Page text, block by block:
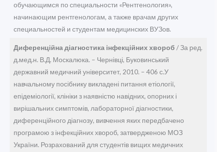
обучающимся по специальности «Рентгенология»,
начинающим рентгенологам, а также врачам других
специальностей и студентам медицинских ВУЗов.
Диференційна діагностика інфекційних хвороб / За ред.
д.мед.н. В.Д. Москалюка. – Чернівці, Буковинський
державний медичний університет, 2010. – 406 с.У
навчальному посібнику викладені питання етіології,
епідеміології, клініки з наявністю навідних, опорних і
вирішальних симптомів, лабораторної діагностики,
диференційного діагнозу, вивчення яких передбачено
програмою з інфекційних хвороб, затвердженою МОЗ
України. Розрахований для студентів вищих медичних